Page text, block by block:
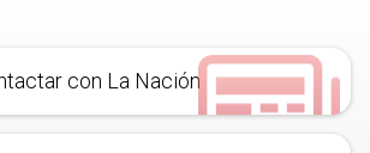
con La Nación